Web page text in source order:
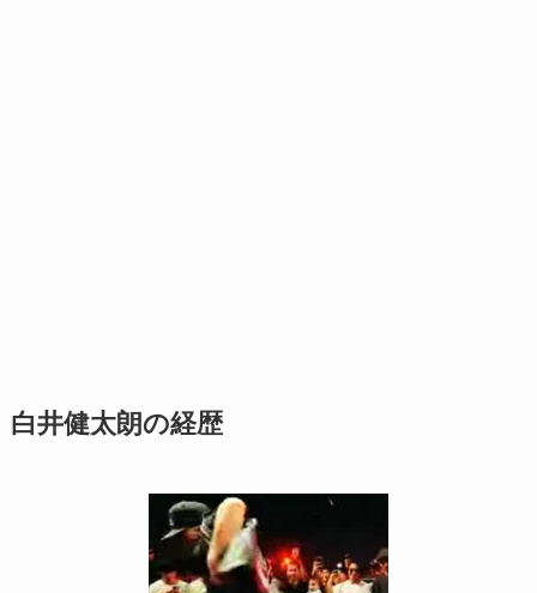
白井健太朗の経歴